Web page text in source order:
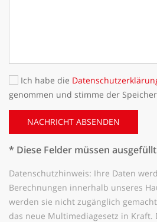
Ich habe die
genommen und stimme der
NACHRICHT ABSENDEN
* Diese Felder müssen
Datenschutzhinweis: Ihre Daten
Berechnungen innerhalb unseres
werden sie nicht zugänglich
das neue Multimediagesetz in Kraft.